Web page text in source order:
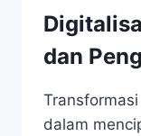
dan
dalam